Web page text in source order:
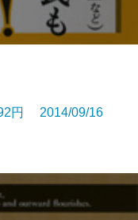
円 2014/09/16